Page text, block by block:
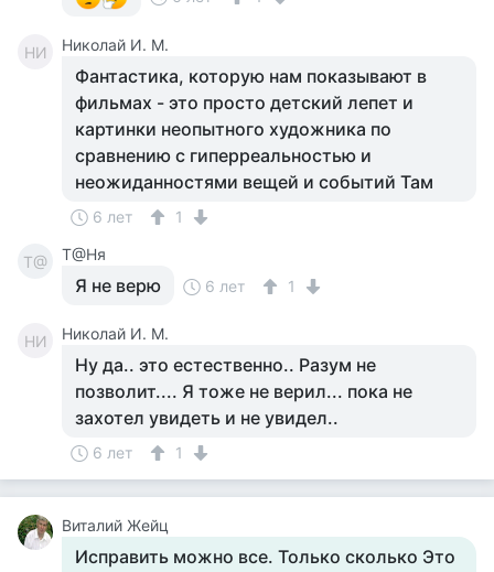
НИ Николай И. М.
Фантастика, которую нам показывают в
фильмах - это просто детский лепет и
картинки неопытного художника по
сравнению с гиперреальностью и
неожиданностями вещей и событий Там
6 лет 1
Т@ Т@Ня
Я не верю 6 лет 1
НИ Николай И. М.
Ну да.. это естественно.. Разум не
позволит.... Я тоже не верил... пока не
захотел увидеть и не увидел..
6 лет 1
Виталий Жейц
Исправить можно все. Только сколько Это